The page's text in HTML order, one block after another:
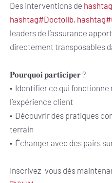
Des interventions de hashtag
hashtag#Doctolib, hashtag#
leaders de l’assurance
directement transposables
𝐏𝐨𝐮𝐫𝐪𝐮𝐨𝐢 𝐩𝐚𝐫𝐭𝐢𝐜𝐢𝐩𝐞𝐫 ?
• Identifier ce qui fonctionne
l’expérience client
• Découvrir des pratiques
terrain
• Échanger avec des pairs
Inscrivez-vous dès